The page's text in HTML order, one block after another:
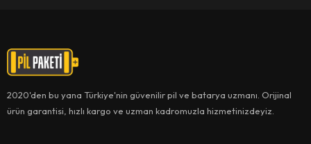
2020'den bu yana Türkiye'nin güvenilir pil ve batarya uzmanı. Orijinal
ürün garantisi, hızlı kargo ve uzman kadromuzla hizmetinizdeyiz.